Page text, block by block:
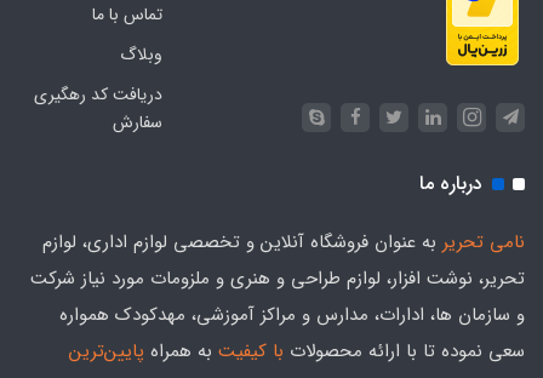
تماس با ما
وبلاگ
دریافت کد رهگیری
سفارش
درباره ما
نامی تحریر به عنوان فروشگاه آنلاین و تخصصی لوازم اداری، لوازم
تحریر، نوشت افزار، لوازم طراحی و هنری و ملزومات مورد نیاز شرکت
و سازمان ها، ادارات، مدارس و مراکز آموزشی، مهدکودک همواره
سعی نموده تا با ارائه محصولات با کیفیت به همراه پایین‌ترین